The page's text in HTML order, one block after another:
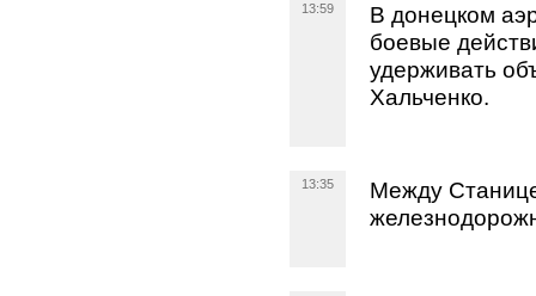
13:59
В донецком
боевые
удерживать
Хальченко.
13:35
Между